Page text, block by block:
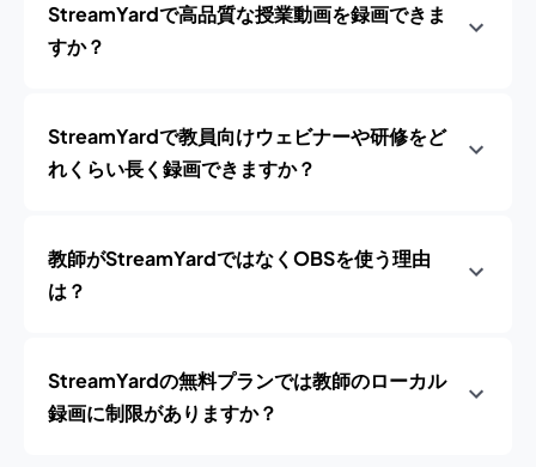
StreamYardで高品質な授業動画を録画できま
すか？
StreamYardで教員向けウェビナーや研修をど
れくらい長く録画できますか？
教師がStreamYardではなくOBSを使う理由
は？
StreamYardの無料プランでは教師のローカル
録画に制限がありますか？